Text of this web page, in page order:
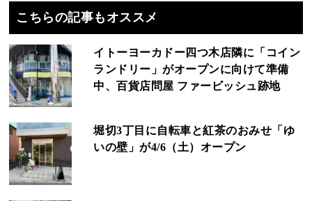
こちらの記事もオススメ
イトーヨーカドー四つ木店隣に「コイン
ランドリー」がオープンに向けて準備
中、百貨店問屋 ファービッシュ跡地
堀切3丁目に自転車と紅茶のおみせ「ゆ
いの壁」が4/6（土）オープン